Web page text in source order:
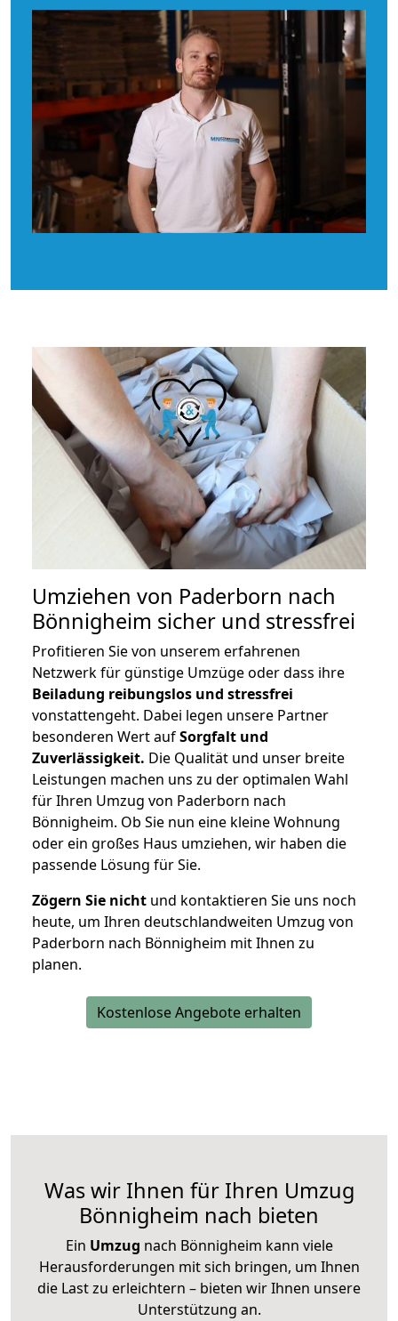
Umziehen von Paderborn nach
Bönnigheim sicher und stressfrei
Profitieren Sie von unserem erfahrenen
Netzwerk für günstige Umzüge oder dass ihre
Beiladung reibungslos und stressfrei
vonstattengeht. Dabei legen unsere Partner
besonderen Wert aufSorgfalt und
Zuverlässigkeit. Die Qualität und unser breite
Leistungen machen uns zu der optimalen Wahl
für Ihren Umzug von Paderborn nach
Bönnigheim. Ob Sie nun eine kleine Wohnung
oder ein großes Haus umziehen, wir haben die
passende Lösung für Sie.
Zögern Sie nicht und kontaktieren Sie uns noch
heute, um Ihren deutschlandweiten Umzug von
Paderborn nach Bönnigheim mit Ihnen zu
planen.
Kostenlose Angebote erhalten
Was wir Ihnen für Ihren Umzug
Bönnigheim nach bieten
Ein Umzug nach Bönnigheim kann viele
Herausforderungen mit sich bringen, um Ihnen
die Last zu erleichtern – bieten wir Ihnen unsere
Unterstützung an.